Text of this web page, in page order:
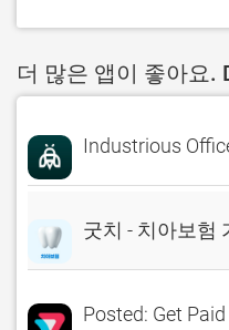
더 많은 앱이 좋아요.
Industrious
굿치 - 치아보험
Posted: Get